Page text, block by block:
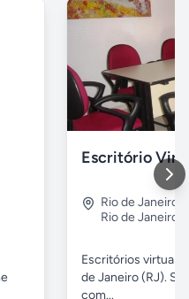
Escritório
Rio de Janeiro
Rio de Janeiro
Escritórios virtuais
de Janeiro (RJ).
com...